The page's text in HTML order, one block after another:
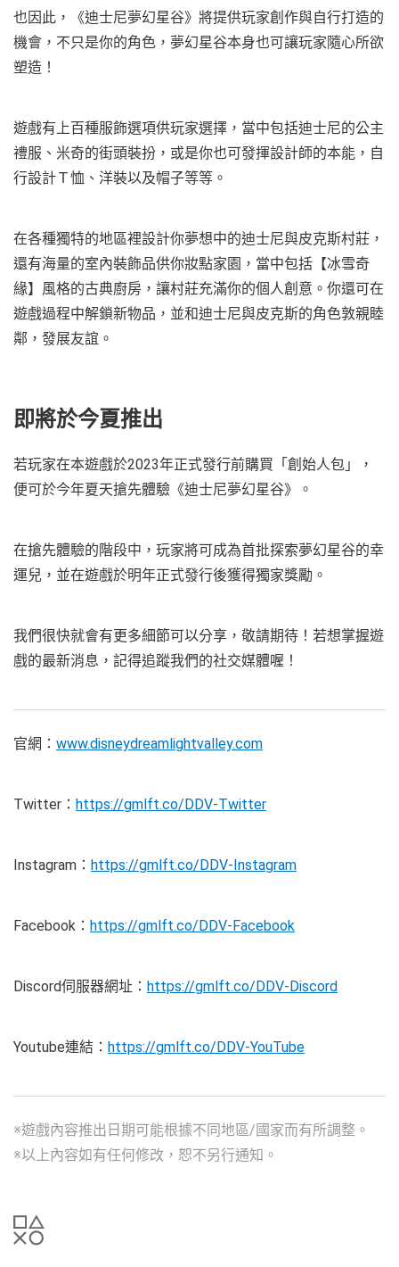
也因此，《迪士尼夢幻星谷》將提供玩家創作與自行打造的
機會，不只是你的角色，夢幻星谷本身也可讓玩家隨心所欲
塑造！
遊戲有上百種服飾選項供玩家選擇，當中包括迪士尼的公主
禮服、米奇的街頭裝扮，或是你也可發揮設計師的本能，自
行設計Ｔ恤、洋裝以及帽子等等。
在各種獨特的地區裡設計你夢想中的迪士尼與皮克斯村莊，
還有海量的室內裝飾品供你妝點家園，當中包括【冰雪奇
緣】風格的古典廚房，讓村莊充滿你的個人創意。你還可在
遊戲過程中解鎖新物品，並和迪士尼與皮克斯的角色敦親睦
鄰，發展友誼。
即將於今夏推出
若玩家在本遊戲於2023年正式發行前購買「創始人包」，
便可於今年夏天搶先體驗《迪士尼夢幻星谷》。
在搶先體驗的階段中，玩家將可成為首批探索夢幻星谷的幸
運兒，並在遊戲於明年正式發行後獲得獨家獎勵。
我們很快就會有更多細節可以分享，敬請期待！若想掌握遊
戲的最新消息，記得追蹤我們的社交媒體喔！
官網： www.disneydreamlightvalley.com
Twitter： https://gmlft.co/DDV-Twitter
Instagram： https://gmlft.co/DDV-Instagram
Facebook： https://gmlft.co/DDV-Facebook
Discord伺服器網址： https://gmlft.co/DDV-Discord
Youtube連結： https://gmlft.co/DDV-YouTube
※遊戲內容推出日期可能根據不同地區/國家而有所調整。
※以上內容如有任何修改，恕不另行通知。